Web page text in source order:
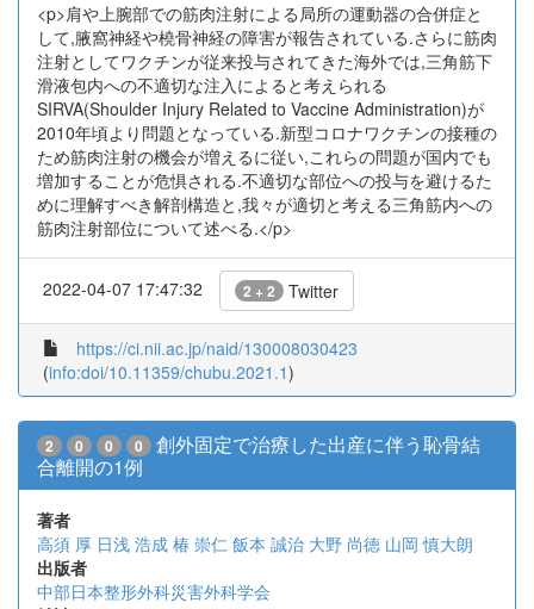
<p>肩や上腕部での筋肉注射による局所の運動器の合併症と
して,腋窩神経や橈骨神経の障害が報告されている.さらに筋肉
注射としてワクチンが従来投与されてきた海外では,三角筋下
滑液包内への不適切な注入によると考えられる
SIRVA(Shoulder Injury Related to Vaccine Administration)が
2010年頃より問題となっている.新型コロナワクチンの接種の
ため筋肉注射の機会が増えるに従い,これらの問題が国内でも
増加することが危惧される.不適切な部位への投与を避けるた
めに理解すべき解剖構造と,我々が適切と考える三角筋内への
筋肉注射部位について述べる.</p>
2022-04-07 17:47:32 2 + 2 Twitter
https://ci.nii.ac.jp/naid/130008030423
(info:doi/10.11359/chubu.2021.1)
2 0 0 0
創外固定で治療した出産に伴う恥骨結
合離開の1例
著者
高須 厚 日浅 浩成 椿 崇仁 飯本 誠治 大野 尚徳 山岡 慎大朗
出版者
中部日本整形外科災害外科学会